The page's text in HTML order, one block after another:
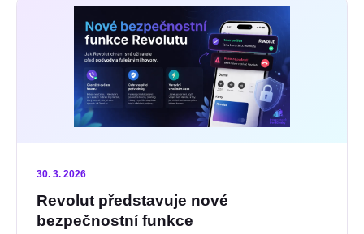
30. 3. 2026
Revolut představuje nové
bezpečnostní funkce